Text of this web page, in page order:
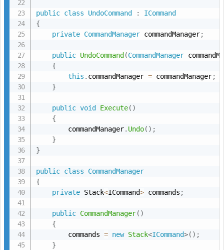
public class UndoCommand :
ICommand
{
private CommandManager commandManager;
public UndoCommand (CommandManager
{
this . commandManager = commandManager;
}
public void Execute( )
{
        commandManager
. Undo( ) ;
}
}
public class
CommandManager
{
private Stack<ICommand> commands ;
public CommandManager( )
{
        commands
= new Stack<ICommand>( ) ;
}